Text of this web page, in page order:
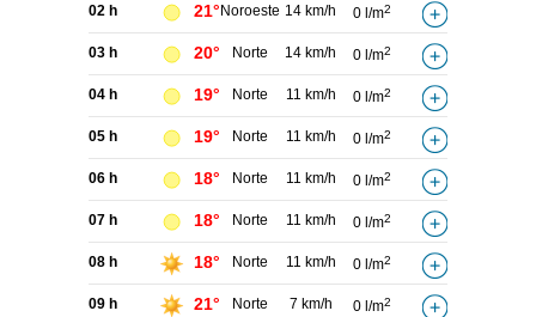
02 h 21° Noroeste 14 km/h 0 l/m2
03 h 20° Norte 14 km/h 0 l/m2
04 h 19° Norte 11 km/h 0 l/m2
05 h 19° Norte 11 km/h 0 l/m2
06 h 18° Norte 11 km/h 0 l/m2
07 h 18° Norte 11 km/h 0 l/m2
08 h 18° Norte 11 km/h 0 l/m2
09 h 21° Norte 7 km/h 0 l/m2